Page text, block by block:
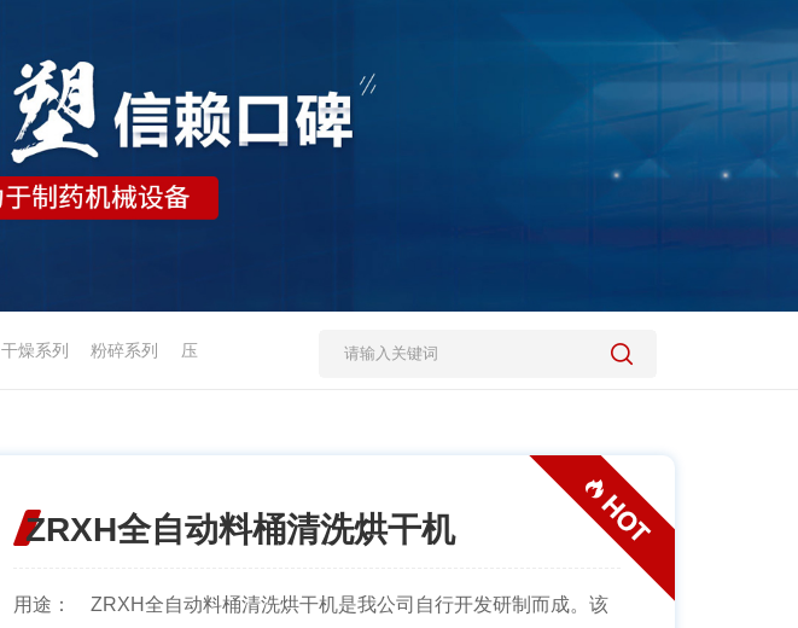
干燥系列 粉碎系列 压
ZRXH全自动料桶清洗烘干机
用途： ZRXH全自动料桶清洗烘干机是我公司自行开发研制而成。该